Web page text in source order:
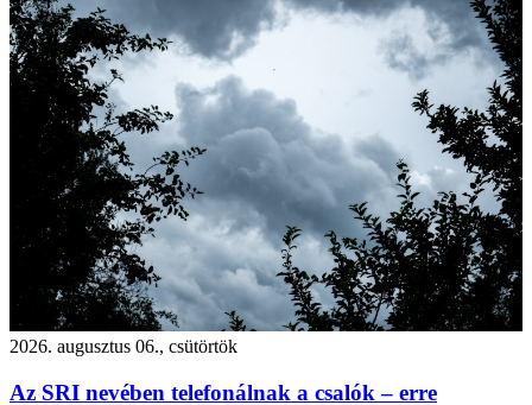
2026. augusztus 06., csütörtök
Az SRI nevében telefonálnak a csalók – erre